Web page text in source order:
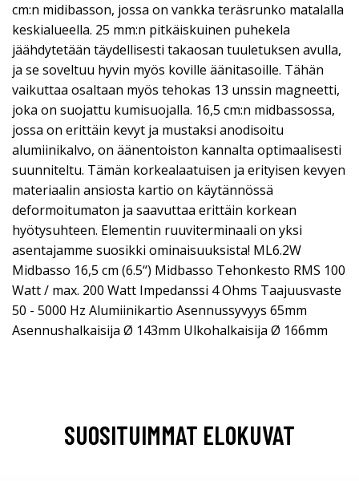
cm:n midibasson, jossa on vankka teräsrunko matalalla
keskialueella. 25 mm:n pitkäiskuinen puhekela
jäähdytetään täydellisesti takaosan tuuletuksen avulla,
ja se soveltuu hyvin myös koville äänitasoille. Tähän
vaikuttaa osaltaan myös tehokas 13 unssin magneetti,
joka on suojattu kumisuojalla. 16,5 cm:n midbassossa,
jossa on erittäin kevyt ja mustaksi anodisoitu
alumiinikalvo, on äänentoiston kannalta optimaalisesti
suunniteltu. Tämän korkealaatuisen ja erityisen kevyen
materiaalin ansiosta kartio on käytännössä
deformoitumaton ja saavuttaa erittäin korkean
hyötysuhteen. Elementin ruuviterminaali on yksi
asentajamme suosikki ominaisuuksista! ML6.2W
Midbasso 16,5 cm (6.5“) Midbasso Tehonkesto RMS 100
Watt / max. 200 Watt Impedanssi 4 Ohms Taajuusvaste
50 - 5000 Hz Alumiinikartio Asennussyvyys 65mm
Asennushalkaisija Ø 143mm Ulkohalkaisija Ø 166mm
SUOSITUIMMAT ELOKUVAT